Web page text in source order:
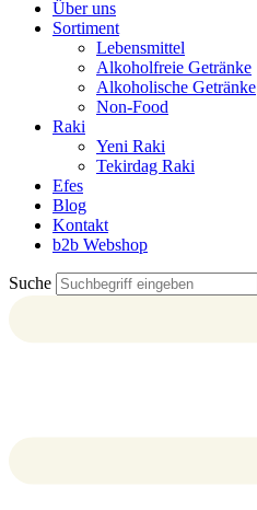
Über uns
Sortiment
Lebensmittel
Alkoholfreie Getränke
Alkoholische Getränke
Non-Food
Raki
Yeni Raki
Tekirdag Raki
Efes
Blog
Kontakt
b2b Webshop
Suche